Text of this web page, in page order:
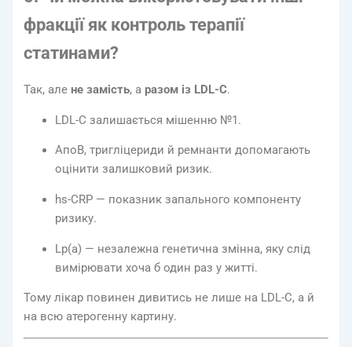
фракції як контроль терапії
статинами?
Так, алене замість, аразом із LDL-C.
LDL-C залишається мішенню №1.
АпоВ, тригліцериди й ремнанти допомагають
оцінити залишковий ризик.
hs-CRP — показник запального компоненту
ризику.
Lp(a) — незалежна генетична змінна, яку слід
вимірювати хоча б один раз у житті.
Тому лікар повинен дивитись не лише на LDL-C, а й
на всю атерогенну картину.